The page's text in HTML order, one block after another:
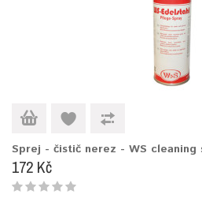
Sprej - čistič nerez - WS cleaning
172 Kč